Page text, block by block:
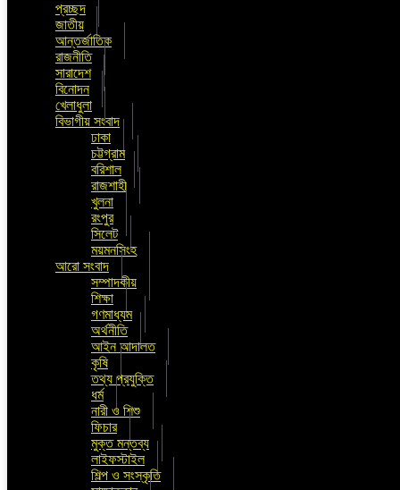
প্রচ্ছদ
জাতীয়
আন্তর্জাতিক
রাজনীতি
সারাদেশ
বিনোদন
খেলাধুলা
বিভাগীয় সংবাদ
ঢাকা
চট্টগ্রাম
বরিশাল
রাজশাহী
খুলনা
রংপুর
সিলেট
ময়মনসিংহ
আরো সংবাদ
সম্পাদকীয়
শিক্ষা
গণমাধ্যম
অর্থনীতি
আইন আদালত
কৃষি
তথ্য প্রযুক্তি
ধর্ম
নারী ও শিশু
ফিচার
মুক্ত মন্তব্য
লাইফস্টাইল
শিল্প ও সংস্কৃতি